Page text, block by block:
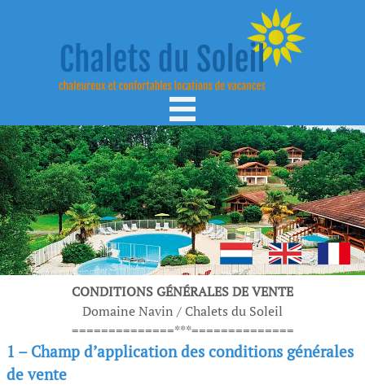
CONDITIONS GÉNÉRALES DE VENTE
Domaine Navin / Chalets du Soleil
==============***==============
1 – Champ d’application des conditions générales
de vente